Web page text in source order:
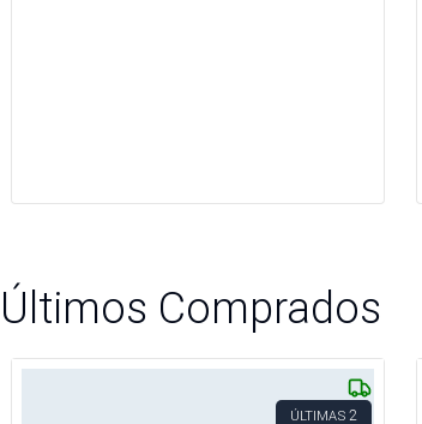
Últimos Comprados
ÚLTIMAS 2